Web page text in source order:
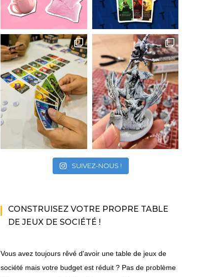
SUIVEZ-NOUS !
CONSTRUISEZ VOTRE PROPRE TABLE
DE JEUX DE SOCIÉTÉ !
Vous avez toujours rêvé d'avoir une table de jeux de
société mais votre budget est réduit ? Pas de problème